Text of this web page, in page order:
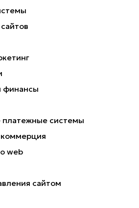
финансы
системы
web
сайтом